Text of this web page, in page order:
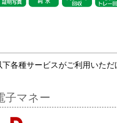
下各種サービスがご利用いただ
子マネー